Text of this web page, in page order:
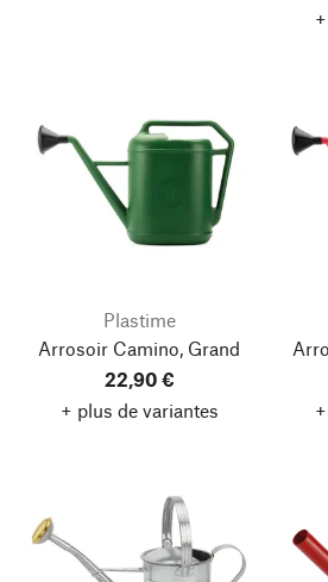
Plastime
Arrosoir Camino, Grand
22,90 €
+ plus de variantes